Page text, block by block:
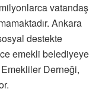
vatandaş
Ankara
destekte
emekli belediyeye
Derneği,